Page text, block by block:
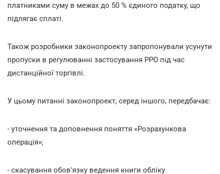
платниками суму в межах до 50 % єдиного податку, що
підлягає сплаті.
Також розробники законопроекту запропонували усунути
пропуски в регулюванні застосування РРО під час
дистанційної торгівлі.
У цьому питанні законопроект, серед іншого, передбачає:
- уточнення та доповнення поняття «Розрахункова
операція»;
- скасування обов'язку ведення книги обліку